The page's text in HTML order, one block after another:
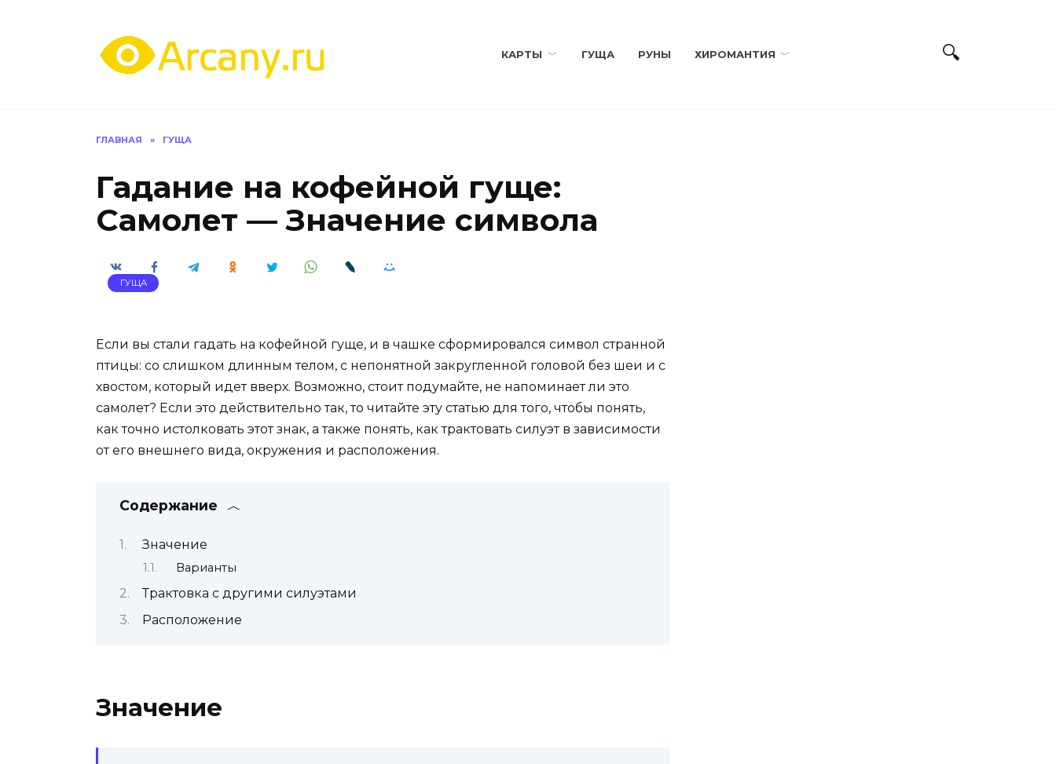
КАРТЫ ГУЩА РУНЫ ХИРОМАНТИЯ
ГЛАВНАЯ » ГУЩА
Гадание на кофейной гуще:
Самолет — Значение символа
ГУЩА
Если вы стали гадать на кофейной гуще, и в чашке сформировался символ странной
птицы: со слишком длинным телом, с непонятной закругленной головой без шеи и с
хвостом, который идет вверх. Возможно, стоит подумайте, не напоминает ли это
самолет? Если это действительно так, то читайте эту статью для того, чтобы понять,
как точно истолковать этот знак, а также понять, как трактовать силуэт в зависимости
от его внешнего вида, окружения и расположения.
Содержание
Значение
Варианты
Трактовка с другими силуэтами
Расположение
Значение